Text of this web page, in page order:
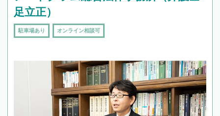
足立正）
駐車場あり オンライン相談可